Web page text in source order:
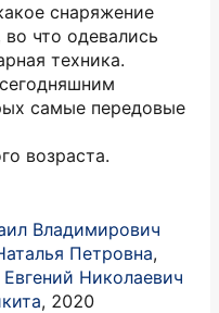
снаряжение
что одевались
техника.
самые передовые
возраста.
Владимирович
Петровна,
Николаевич
, 2020